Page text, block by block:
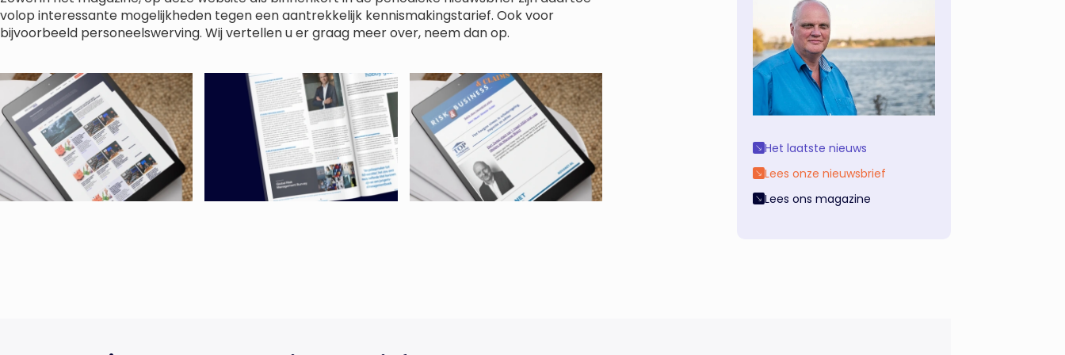
volop interessante mogelijkheden tegen een aantrekkelijk kennismakingstarief. Ook voor
bijvoorbeeld personeelswerving. Wij vertellen u er graag meer over, neem dan op.
Het laatste nieuws
Lees onze nieuwsbrief
Lees ons magazine